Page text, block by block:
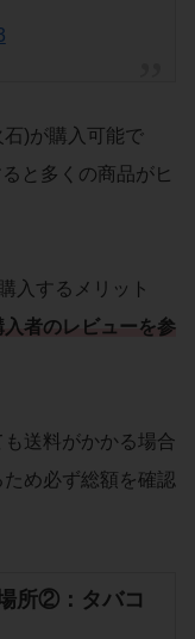
)が購入可能で
と多くの商品がヒ
入するメリット
者のレビューを参
送料がかかる場合
め必ず総額を確認
所②：タバコ